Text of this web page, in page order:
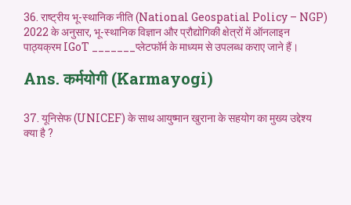
36. राष्ट्रीय भू-स्थानिक नीति (National Geospatial Policy – NGP)
2022 के अनुसार, भू-स्थानिक विज्ञान और प्रौद्योगिकी क्षेत्रों में ऑनलाइन
पाठ्यक्रम IGoT _______प्लेटफॉर्म के माध्यम से उपलब्ध कराए जाने हैं।
Ans. कर्मयोगी (Karmayogi)
37. यूनिसेफ (UNICEF) के साथ आयुष्मान खुराना के सहयोग का मुख्य उद्देश्य
क्या है ?